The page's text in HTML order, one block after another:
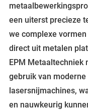
een uiterst precieze
we complexe
direct uit metalen
EPM Metaaltechniek
gebruik van moderne
lasersnijmachines,
en nauwkeurig